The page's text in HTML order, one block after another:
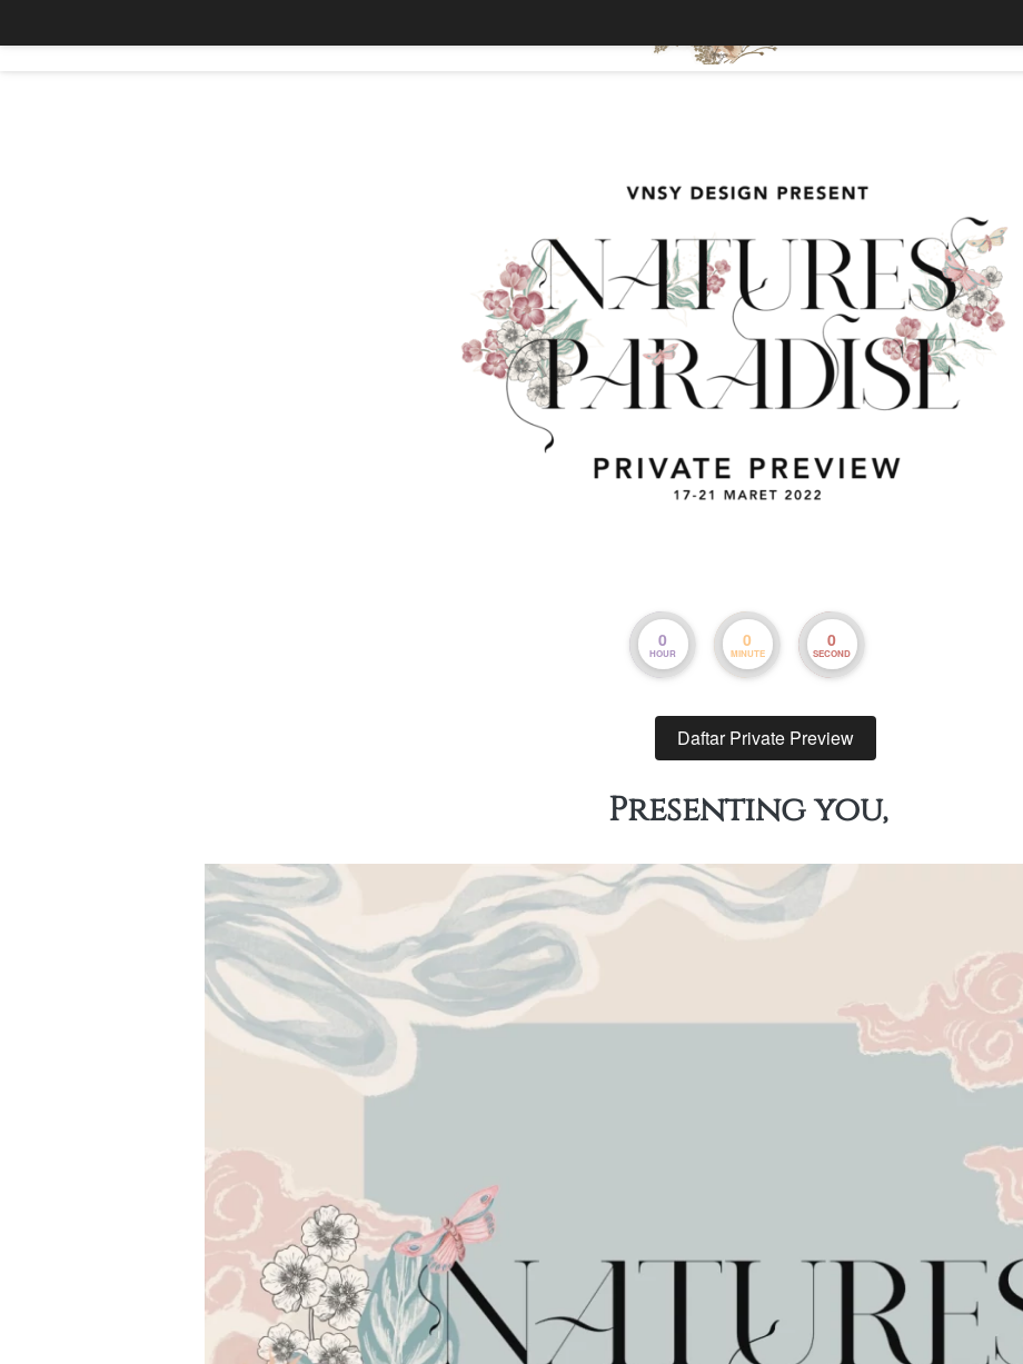
0
HOUR
0
MINUTE
0
SECOND
`Daftar Private Preview
Presenting you,